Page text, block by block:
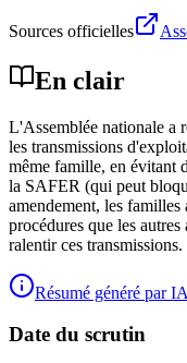
Sources officielles
En clair
L'Assemblée nationale a
les transmissions
même famille, en évitant
la SAFER (qui peut
amendement, les
procédures que les
ralentir ces transmissions.
Résumé généré par IA
Date du scrutin